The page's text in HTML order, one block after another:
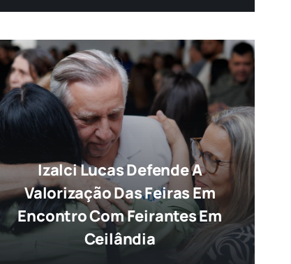
Izalci Lucas Defende A
Valorização Das Feiras Em
Encontro Com Feirantes Em
Ceilândia